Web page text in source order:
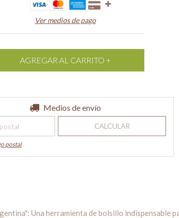
Ver medios de pago
Medios de envío
CALCULAR
postal
Una herramienta de bolsillo indispensable